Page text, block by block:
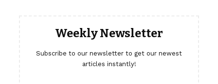
Weekly Newsletter
Subscribe to our newsletter to get our newest
articles instantly!